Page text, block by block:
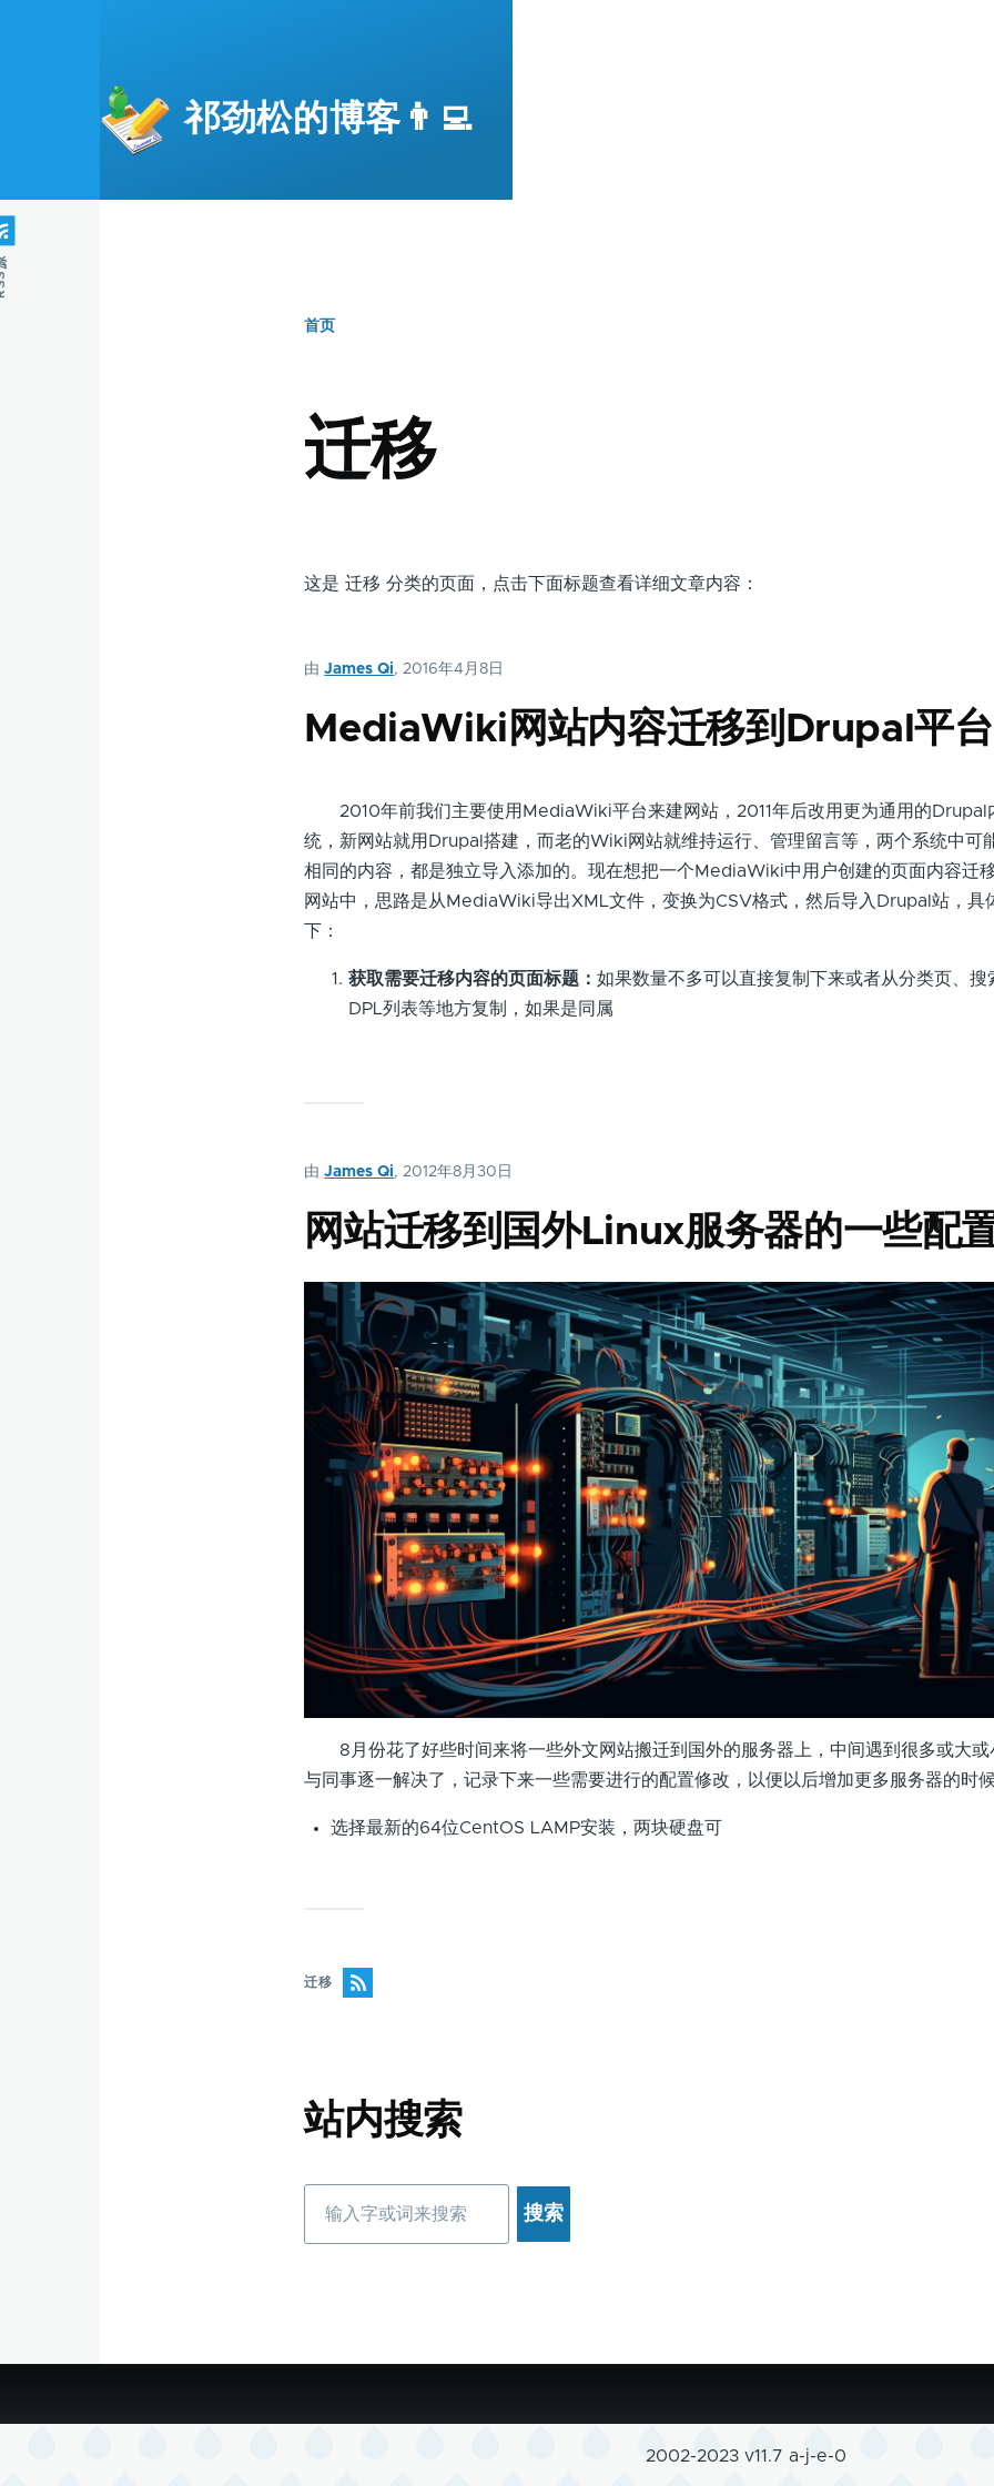
祁劲松的博客👨‍💻
包
屑
首页
迁移
这是 迁移 分类的页面，点击下面标题查看详细文章内容：
由James Qi, 2016年4月8日
MediaWiki网站内容迁移到Drupal平台
2010年前我们主要使用MediaWiki平台来建网站，2011年后改用更为通用的Drupal
统，新网站就用Drupal搭建，而老的Wiki网站就维持运行、管理留言等，两个系统中可
相同的内容，都是独立导入添加的。现在想把一个MediaWiki中用户创建的页面内容迁
网站中，思路是从MediaWiki导出XML文件，变换为CSV格式，然后导入Drupal站，具
下：
获取需要迁移内容的页面标题：如果数量不多可以直接复制下来或者从分类页、搜
DPL列表等地方复制，如果是同属
由James Qi, 2012年8月30日
网站迁移到国外Linux服务器的一些配
8月份花了好些时间来将一些外文网站搬迁到国外的服务器上，中间遇到很多或大或
与同事逐一解决了，记录下来一些需要进行的配置修改，以便以后增加更多服务器的时
选择最新的64位CentOS LAMP安装，两块硬盘可
迁移
站内搜索
2002-2023 v11.7 a-j-e-0